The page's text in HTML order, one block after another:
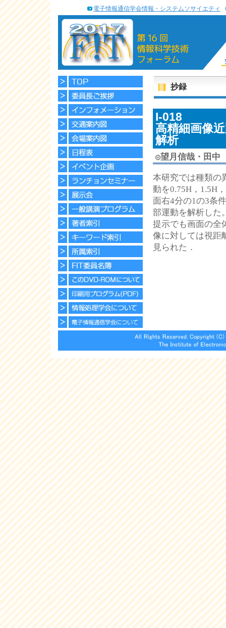
電子情報通信学会情報・システムソサイエティ
抄録
I-018
高精細画像
解析
◎望月信哉・田中
本研究では種類の
動を0.75H，1.5H
面右4分の1の3条
部運動を解析した
提示でも画面の全
像に対しては視距
見られた．